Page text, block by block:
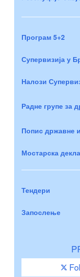
Програм 5+2
Супервизија у
Налози
Радне групе за
Попис државне
Мостарска
Тендери
Запослење